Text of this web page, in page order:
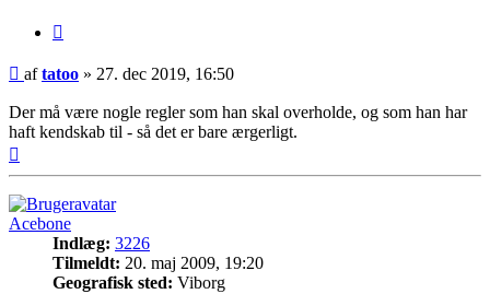
Indlæg
aftatoo » 27. dec 2019, 16:50
Der må være nogle regler som han skal overholde, og som han har
haft kendskab til - så det er bare ærgerligt.
Acebone
Indlæg: 3226
Tilmeldt: 20. maj 2009, 19:20
Geografisk sted: Viborg